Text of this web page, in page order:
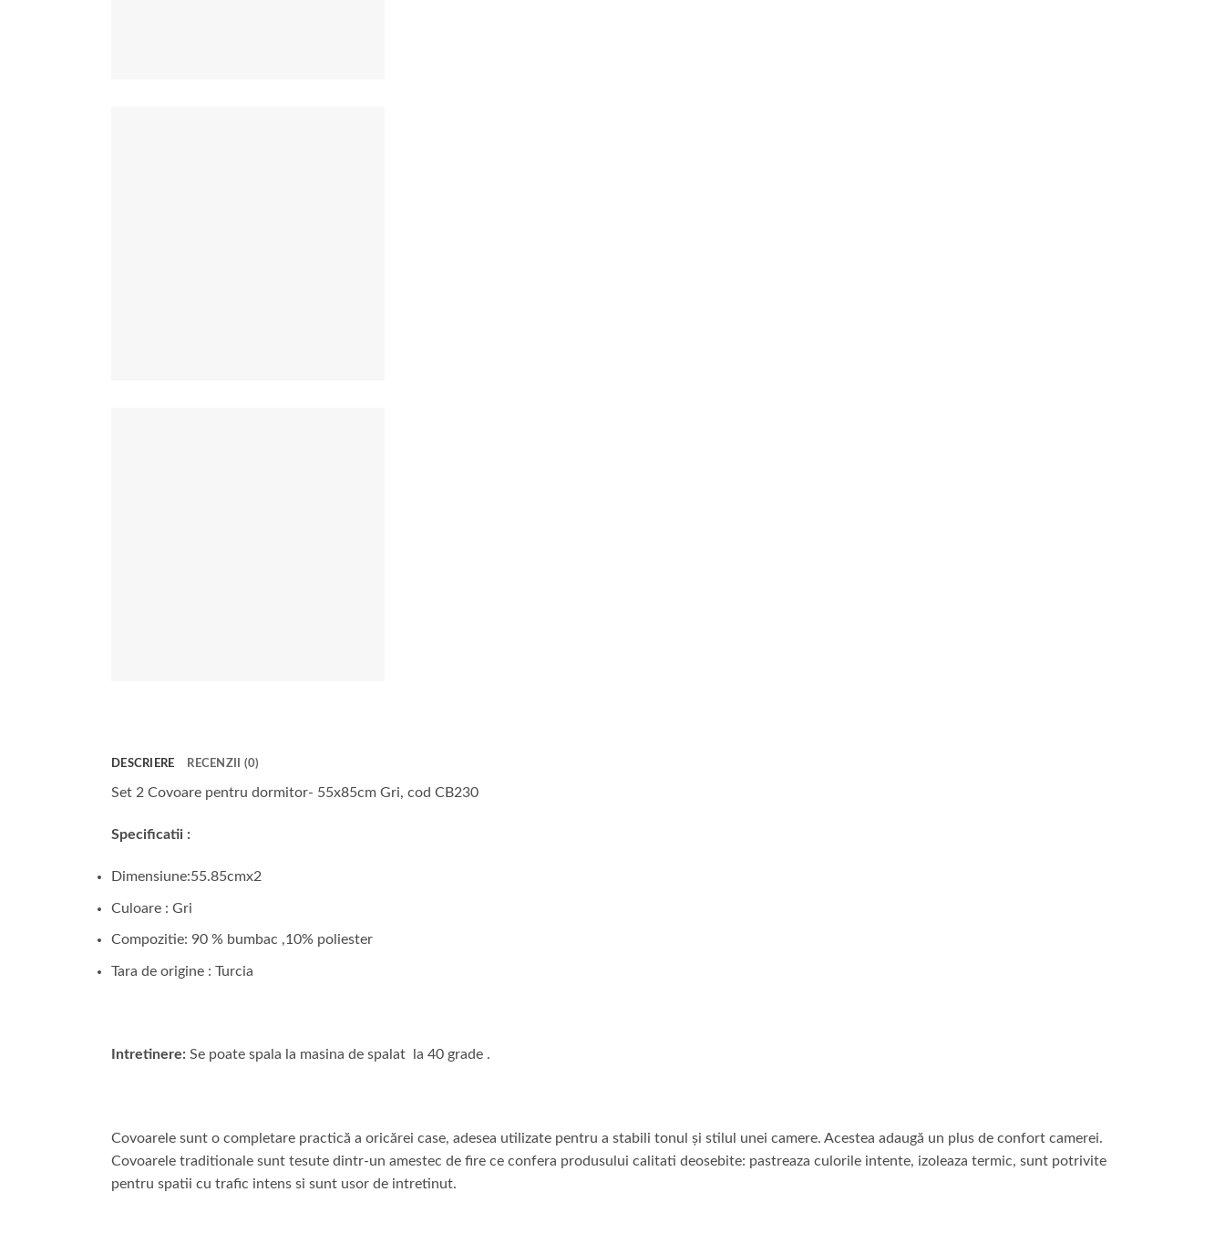
DESCRIERE RECENZII (0)
Set 2 Covoare pentru dormitor- 55x85cm Gri, cod CB230
Specificatii :
Dimensiune:55.85cmx2
Culoare : Gri
Compozitie: 90 % bumbac ,10% poliester
Tara de origine : Turcia
Intretinere: Se poate spala la masina de spalat la 40 grade .
Covoarele sunt o completare practică a oricărei case, adesea utilizate pentru a stabili tonul și stilul unei camere. Acestea adaugă un plus de confort camerei.
Covoarele traditionale sunt tesute dintr-un amestec de fire ce confera produsului calitati deosebite: pastreaza culorile intente, izoleaza termic, sunt potrivite
pentru spatii cu trafic intens si sunt usor de intretinut.